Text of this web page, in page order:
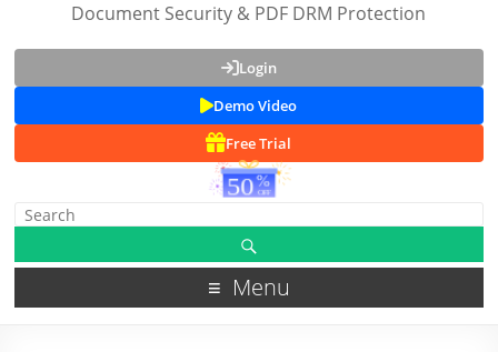
Document Security & PDF DRM Protection
Login
Demo Video
Free Trial
Menu